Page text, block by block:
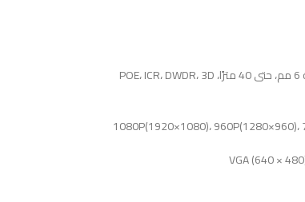
1/2.7 بوصة CMOS تقدمي، 2 ميجابكسل، IP اقتصادي، عدسة 6 مم، حتى 40 مترًا، POE، ICR، DWDR، 3D